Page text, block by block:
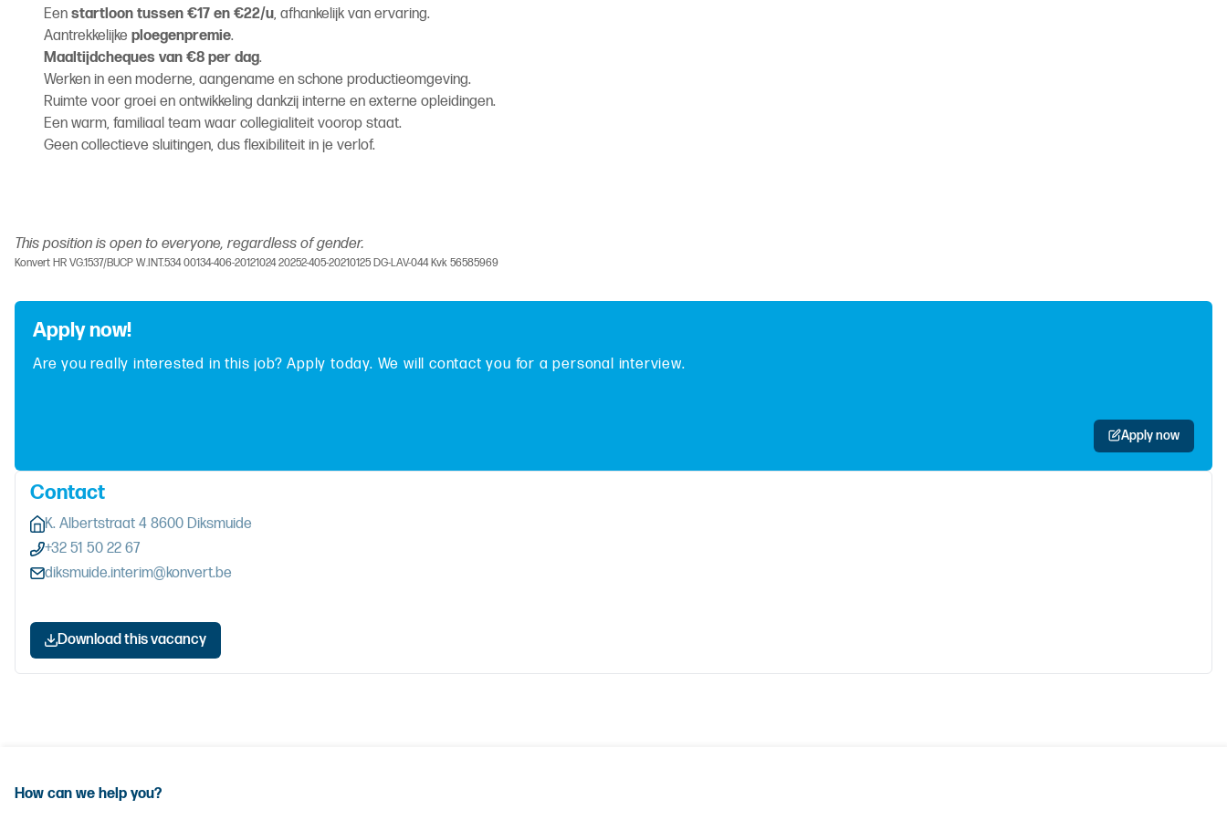
Een startloon tussen €17 en €22/u, afhankelijk van ervaring.
Aantrekkelijke ploegenpremie.
Maaltijdcheques van €8 per dag.
Werken in een moderne, aangename en schone productieomgeving.
Ruimte voor groei en ontwikkeling dankzij interne en externe opleidingen.
Een warm, familiaal team waar collegialiteit voorop staat.
Geen collectieve sluitingen, dus flexibiliteit in je verlof.
This position is open to everyone, regardless of gender.
Konvert HR VG.1537/BUCP W.INT.534 00134-406-20121024 20252-405-20210125 DG-LAV-044 Kvk 56585969
Apply now!
Are you really interested in this job? Apply today. We will contact you for a personal interview.
Apply now
Contact
K. Albertstraat 4 8600 Diksmuide
+32 51 50 22 67
diksmuide.interim@konvert.be
Download this vacancy
How can we help you?